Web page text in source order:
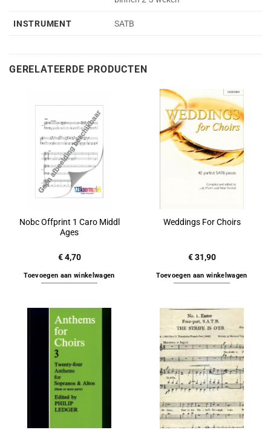
INSTRUMENT SATB
GERELATEERDE PRODUCTEN
Nobc Offprint 1 Caro Middl
Ages
€4,70
Toevoegen aan winkelwagen
Weddings For Choirs
€31,90
Toevoegen aan winkelwagen